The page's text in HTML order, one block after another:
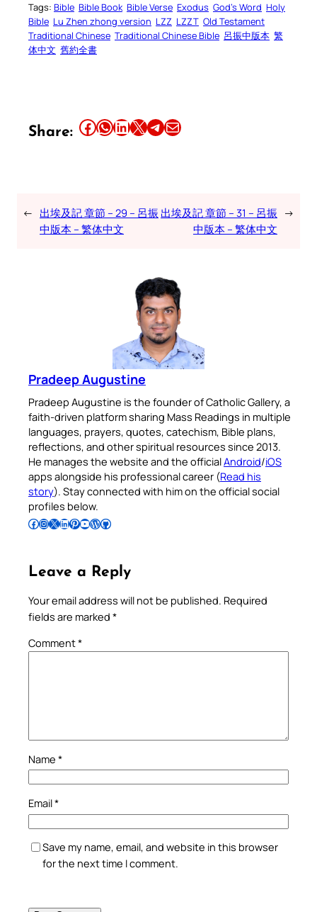
Tags: Bible Bible Book Bible Verse Exodus God’s Word Holy
Bible Lu Zhen zhong version LZZ LZZT Old Testament
Traditional Chinese Traditional Chinese Bible 呂振中版本 繁
体中文 舊約全書
Share: Share this article on Facebook Share this article on WhatsApp Share this article on LinkedIn Share this article on X Share this article on TelegramEmail this Article
← 出埃及記 章節 – 29 – 呂振
中版本 – 繁体中文
出埃及記 章節 – 31 – 呂振
中版本 – 繁体中文
→
Pradeep Augustine
Pradeep Augustine is the founder of Catholic Gallery, a
faith-driven platform sharing Mass Readings in multiple
languages, prayers, quotes, catechism, Bible plans,
reflections, and other spiritual resources since 2013.
He manages the website and the officialAndroid/iOS
apps alongside his professional career (Read his
story). Stay connected with him on the official social
profiles below.
Follow Pradeep on Facebook Follow Pradeep on InstagramFollow Pradeep on X Follow Pradeep on LinkedIn Follow Pradeep on Pinterest Subscribe to Pradeep’s Youtube Channel Follow Pradeep on WordPress Follow Pradeep on GitHub
Leave a Reply
Your email address will not be published. Required
fields are marked *
Comment*
Name *
Email*
Save my name, email, and website in this browser
for the next time I comment.